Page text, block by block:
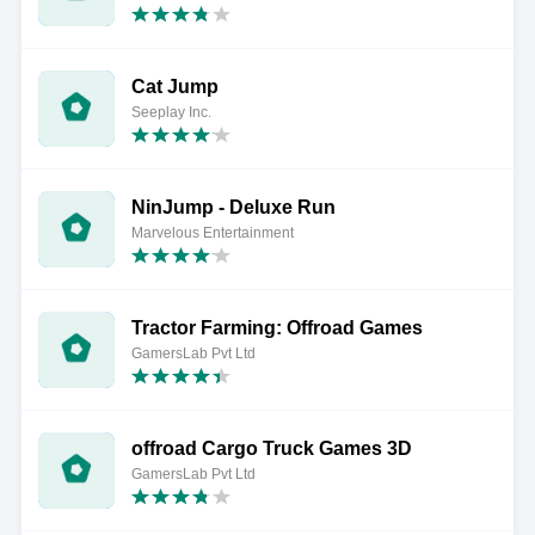
Cat Jump
Seeplay Inc.
NinJump - Deluxe Run
Marvelous Entertainment
Tractor Farming: Offroad Games
GamersLab Pvt Ltd
offroad Cargo Truck Games 3D
GamersLab Pvt Ltd